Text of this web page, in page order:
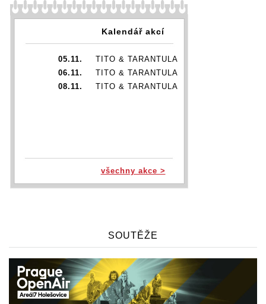
Kalendář akcí
05.11.
TITO & TARANTULA
06.11.
TITO & TARANTULA
08.11.
TITO & TARANTULA
všechny akce >
SOUTĚŽE